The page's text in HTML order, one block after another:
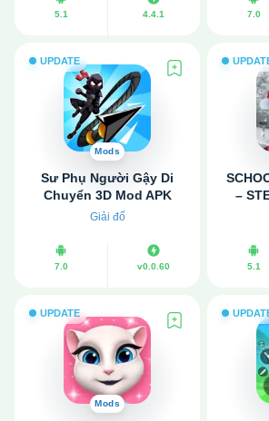
5.1 4.4.1 7.0
UPDATE
Mods
Sư Phụ Người Gậy Di
Chuyển 3D Mod APK
v0.0.60 (Hack tốc độ,
Giải đố
7.0 v0.0.60
–
5.1
UPDATE
Mods